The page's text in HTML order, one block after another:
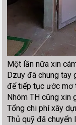
Một lần nữa xin
Dzuy đã chung
để tiếp tục ước mơ
Nhóm TH cũng xin
Tổng chi phí xây
Thủ quỹ đã chuyển